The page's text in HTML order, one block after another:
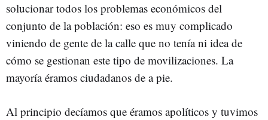
solucionar todos los problemas económicos del
conjunto de la población: eso es muy complicado
viniendo de gente de la calle que no tenía ni idea de
cómo se gestionan este tipo de movilizaciones. La
mayoría éramos ciudadanos de a pie.
Al principio decíamos que éramos apolíticos y tuvimos